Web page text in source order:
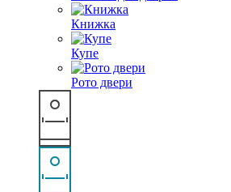
Книжка
Купе
Рото двери